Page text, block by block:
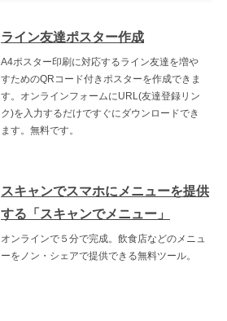
ライン友達ポスター作成
A4ポスター印刷に対応するライン友達を増や
すためのQRコード付きポスターを作成できま
す。オンラインフォームにURL(友達登録リン
ク)を入力するだけですぐにダウンロードでき
ます。無料です。
スキャンでスマホにメニューを提供
する「スキャンでメニュー」
オンラインで５分で完成。飲食店などのメニュ
ーをノン・シェアで提供できる無料ツール。